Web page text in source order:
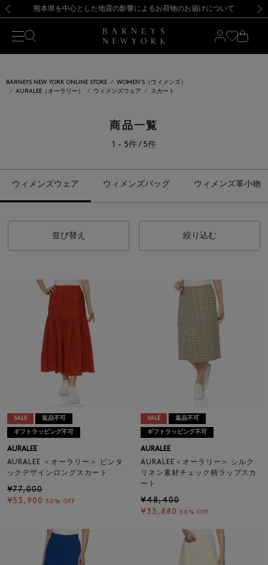
新規登録のお客様も対象！＜MY BARNEYS＞会員のお客様は11,000円（税込）以上のお買上げで常時送料無料！お買い物の際は会員登録を！
【夏季休業に伴う返品・交換承り一時停止のお知らせ】（2026.8.5）
熊本県を中心とした地震の影響によるお荷物のお届けについて
【開催中】SUMMER SALEのご案内・ご注意事項 新規登録のお客様も対象！＜MY BARNEYS＞会員のお客様は11,000円（税込）以上のお買上げで常時送料無料！お買い物の際は会員登録を！
【夏季休業に伴う返品・交換承り一時停止のお知らせ】（2026.8.5）
BARNEYS NEW YORK ONLINE STORE
WOMEN'S（ウィメンズ）
AURALEE（オーラリー）
ウィメンズウェア スカート
商品一覧
1 - 5件 / 5件
ウィメンズウェア ウィメンズバッグ ウィメンズ革小物
並び替え 絞り込む
SALE 返品不可
ギフトラッピング不可
AURALEE
AURALEE ＜オーラリー＞ ピンタ
ックデザインロングスカート
¥77,000
¥53,900 30% OFF
SALE 返品不可
ギフトラッピング不可
AURALEE
AURALEE＜オーラリー＞ シルク
リネン素材チェック柄ラップスカ
ート
¥48,400
¥33,880 30% OFF